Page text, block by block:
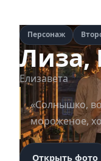
Персонаж
Лиза,
Елизавета
«Солнышко,
мороженое,
Открыть фото